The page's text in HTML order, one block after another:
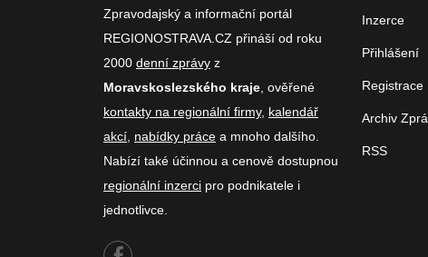
Zpravodajský a informační portál
REGIONOSTRAVA.CZ přináší od roku
2000 denní zprávy z
Moravskoslezského kraje , ověřené
kontakty na regionální firmy, kalendář
akcí nabídky práce a mnoho dalšího.
Nabízí také účinnou a cenově dostupnou
regionální inzerci pro podnikatele i
jednotlivce.
Inzerce
Přihlášení
Registrace
Archiv
RSS